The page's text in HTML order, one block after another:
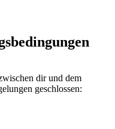
dir und dem
geschlossen: